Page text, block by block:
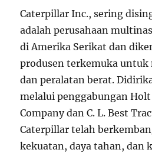
Caterpillar Inc., sering
adalah perusahaan
di Amerika Serikat dan
produsen terkemuka
dan peralatan berat.
melalui penggabungan
Company dan C. L. Best
Caterpillar telah
kekuatan, daya tahan, dan